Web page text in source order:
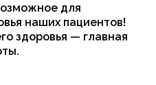
для
наших пациентов!
здоровья — главная